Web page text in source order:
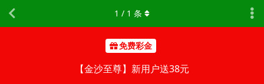
免费彩金
【金沙至尊】新用户送38元
1 / 1 条